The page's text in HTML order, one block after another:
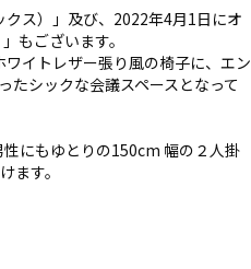
ス）」及び、2022年4月1日にオ
もございます。
ワイトレザー張り風の椅子に、エン
たシックな会議スペースとなって
性にもゆとりの150cm 幅の２人掛
ます。